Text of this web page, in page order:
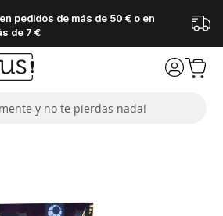
pedidos de más de 50 € o en
de 7 €